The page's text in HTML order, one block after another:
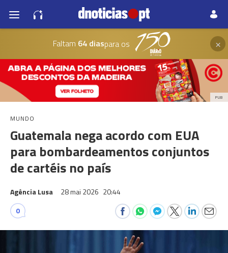
Faltam 64 diaspara os ×
PUB
MUNDO
Guatemala nega acordo com EUA
para bombardeamentos conjuntos
de cartéis no país
Agência Lusa 28 mai 2026 20:44
0